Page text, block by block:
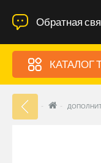
Обратная
КАТАЛОГ